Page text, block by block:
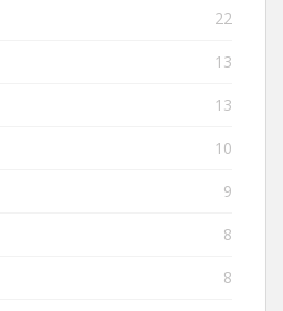
22
13
13
10
9
8
8